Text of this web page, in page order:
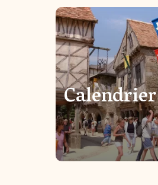
Calendrier